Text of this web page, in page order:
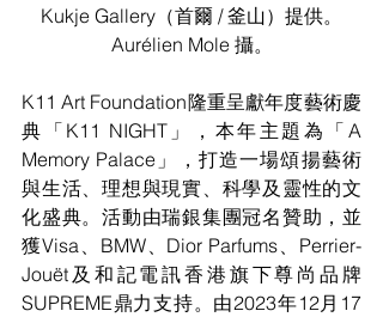
Kukje Gallery（首爾 / 釜山）提供。
Aurélien Mole 攝。
K11 Art Foundation隆重呈獻年度藝術慶
典「K11 NIGHT」，本年主題為「A
Memory Palace」，打造一場頌揚藝術
與生活、理想與現實、科學及靈性的文
化盛典。活動由瑞銀集團冠名贊助，並
獲Visa、BMW、Dior Parfums、Perrier-
Jouët及和記電訊香港旗下尊尚品牌
SUPREME鼎力支持。由2023年12月17